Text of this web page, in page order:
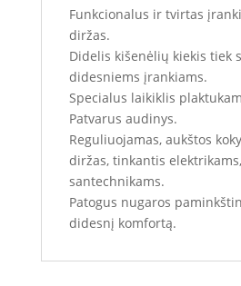
Funkcionalus ir tvirtas
diržas.
Didelis kišenėlių kiekis tiek
didesniems įrankiams.
Specialus laikiklis
Patvarus audinys.
Reguliuojamas, aukštos
diržas, tinkantis elektrikams,
santechnikams.
Patogus nugaros
didesnį komfortą.